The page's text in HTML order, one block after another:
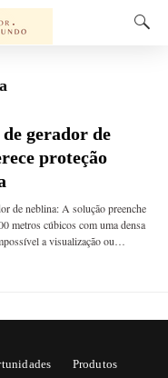
gerador de
proteção
de neblina: A solução preenche
metros cúbicos com uma densa
a visualização ou…
Produtos